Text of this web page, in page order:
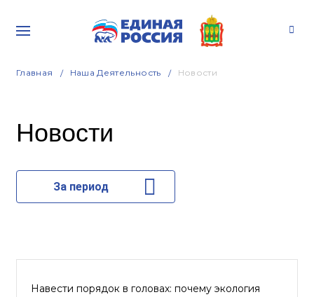
Главная Наша Деятельность Новости
Новости
За период
Навести порядок в головах: почему экология